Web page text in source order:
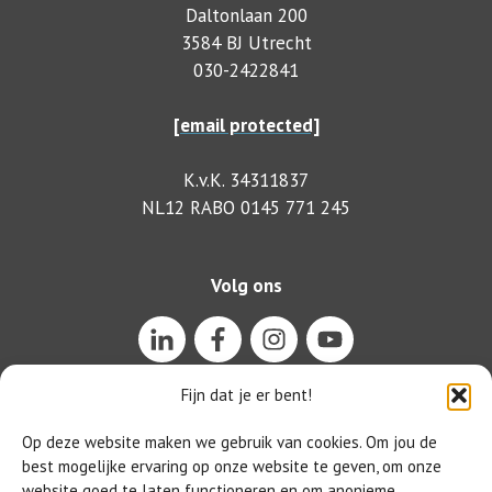
Fijn dat je er bent!
Op deze website maken we gebruik van cookies. Om jou de
best mogelijke ervaring op onze website te geven, om onze
Daltonlaan 200
3584 BJ Utrecht
030-2422841
[email protected]
K.v.K. 34311837
NL12 RABO 0145 771 245
Volg ons